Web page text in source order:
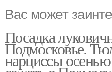
Вас может
Посадка
Подмосковье.
нарциссы осенью